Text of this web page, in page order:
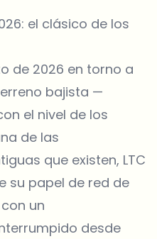
el clásico de los
de 2026 en torno a
bajista —
el nivel de los
de las
que existen, LTC
su papel de red de
un
desde